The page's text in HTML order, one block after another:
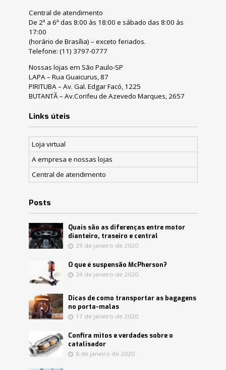
Central de atendimento
De 2ª a 6ª das 8:00 às 18:00 e sábado das 8:00 às
17:00
(horário de Brasília) – exceto feriados.
Telefone: (11) 3797-0777
Nossas lojas em São Paulo-SP
LAPA – Rua Guaicurus, 87
PIRITUBA – Av. Gal. Edgar Facó, 1225
BUTANTÃ – Av.Corifeu de Azevedo Marques, 2657
Links úteis
Loja virtual
A empresa e nossas lojas
Central de atendimento
Posts
Quais são as diferenças entre motor
dianteiro, traseiro e central
29 de janeiro de 2020
O que é suspensão McPherson?
24 de janeiro de 2020
Dicas de como transportar as bagagens
no porta-malas
17 de janeiro de 2020
Confira mitos e verdades sobre o
catalisador
8 de janeiro de 2020